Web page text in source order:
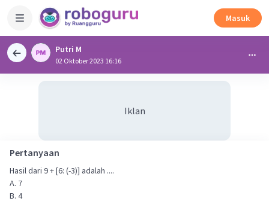
Masuk
Putri M
02 Oktober 2023 16:16
Iklan
Pertanyaan
Hasil dari 9 + [6: (-3)] adalah ....
A. 7
B. 4